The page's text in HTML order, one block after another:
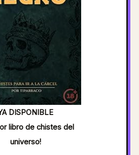
DISPONIBLE
libro de chistes del
universo!